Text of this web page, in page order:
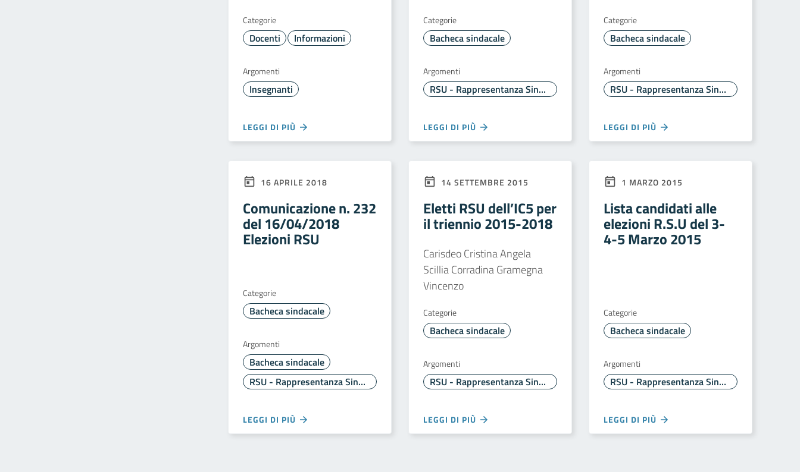
Categorie
Docenti Informazioni
Argomenti
Insegnanti
LEGGI DI PIÙ
Categorie
Bacheca sindacale
Argomenti
RSU - Rappresentanza Sindacale Unitaria
LEGGI DI PIÙ
Categorie
Bacheca sindacale
Argomenti
RSU - Rappresentanza Sindacale Unitaria
LEGGI DI PIÙ
16 APRILE 2018
Comunicazione n. 232
del 16/04/2018
Elezioni RSU
Categorie
Bacheca sindacale
Argomenti
Bacheca sindacale
RSU - Rappresentanza Sindacale Unitaria
LEGGI DI PIÙ
14 SETTEMBRE 2015
Eletti RSU dell’IC5 per
il triennio 2015-2018
Carisdeo Cristina Angela
Scillia Corradina Gramegna
Vincenzo
Categorie
Bacheca sindacale
Argomenti
RSU - Rappresentanza Sindacale Unitaria
LEGGI DI PIÙ
1 MARZO 2015
Lista candidati alle
elezioni R.S.U del 3-
4-5 Marzo 2015
Categorie
Bacheca sindacale
Argomenti
RSU - Rappresentanza Sindacale Unitaria
LEGGI DI PIÙ